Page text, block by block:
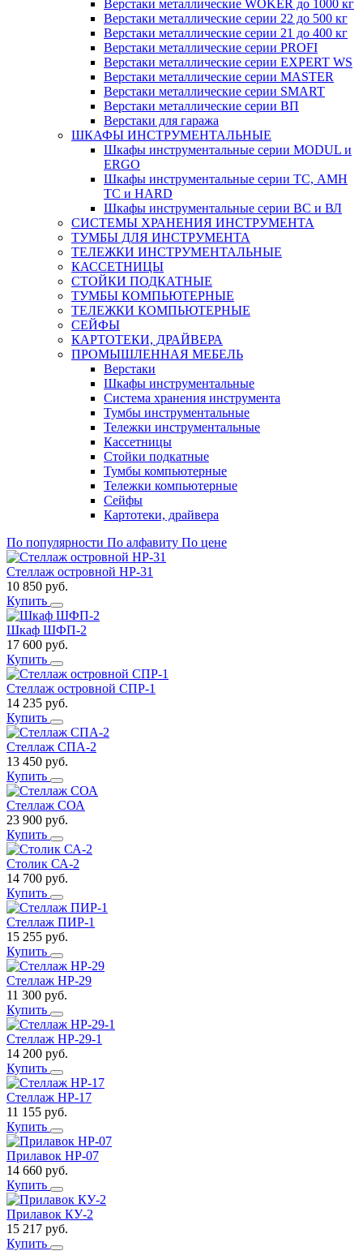
Верстаки металлические WOKER до 1000 кг
Верстаки металлические серии 22 до 500 кг
Верстаки металлические серии 21 до 400 кг
Верстаки металлические серии PROFI
Верстаки металлические серии EXPERT WS
Верстаки металлические серии MASTER
Верстаки металлические серии SMART
Верстаки металлические серии ВП
Верстаки для гаража
ШКАФЫ ИНСТРУМЕНТАЛЬНЫЕ
Шкафы инструментальные серии MODUL и
ERGO
Шкафы инструментальные серии ТС, АМН
ТС и HARD
Шкафы инструментальные серии ВС и ВЛ
СИСТЕМЫ ХРАНЕНИЯ ИНСТРУМЕНТА
ТУМБЫ ДЛЯ ИНСТРУМЕНТА
ТЕЛЕЖКИ ИНСТРУМЕНТАЛЬНЫЕ
КАССЕТНИЦЫ
СТОЙКИ ПОДКАТНЫЕ
ТУМБЫ КОМПЬЮТЕРНЫЕ
ТЕЛЕЖКИ КОМПЬЮТЕРНЫЕ
СЕЙФЫ
КАРТОТЕКИ, ДРАЙВЕРА
ПРОМЫШЛЕННАЯ МЕБЕЛЬ
Верстаки
Шкафы инструментальные
Система хранения инструмента
Тумбы инструментальные
Тележки инструментальные
Кассетницы
Стойки подкатные
Тумбы компьютерные
Тележки компьютерные
Сейфы
Картотеки, драйвера
По популярности По алфавиту По цене
Стеллаж островной НР-31
10 850 руб.
Купить
Шкаф ШФП-2
17 600 руб.
Купить
Стеллаж островной СПР-1
14 235 руб.
Купить
Стеллаж СПА-2
13 450 руб.
Купить
Стеллаж СОА
23 900 руб.
Купить
Столик СА-2
14 700 руб.
Купить
Стеллаж ПИР-1
15 255 руб.
Купить
Стеллаж НР-29
11 300 руб.
Купить
Стеллаж НР-29-1
14 200 руб.
Купить
Стеллаж НР-17
11 155 руб.
Купить
Прилавок НР-07
14 660 руб.
Купить
Прилавок КУ-2
15 217 руб.
Купить